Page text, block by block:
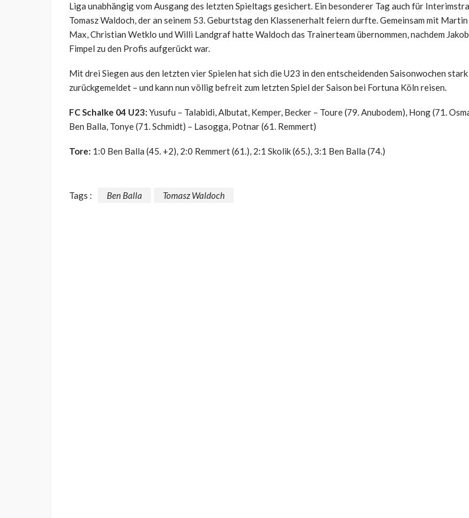
Liga unabhängig vom Ausgang des letzten Spieltags gesichert. Ein besonderer Tag auch für
Tomasz Waldoch, der an seinem 53. Geburtstag den Klassenerhalt feiern durfte. Gemeinsam mit Martin
Max, Christian Wetklo und Willi Landgraf hatte Waldoch das Trainerteam übernommen, nachdem Jakob
Fimpel zu den Profis aufgerückt war.
Mit drei Siegen aus den letzten vier Spielen hat sich die U23 in den entscheidenden Saisonwochen stark
zurückgemeldet – und kann nun völlig befreit zum letzten Spiel der Saison bei Fortuna Köln reisen.
FC Schalke 04 U23: Yusufu – Talabidi, Albutat, Kemper, Becker – Toure (79. Anubodem), Hong (71.
Ben Balla, Tonye (71. Schmidt) – Lasogga, Potnar (61. Remmert)
Tore: 1:0 Ben Balla (45. +2), 2:0 Remmert (61.), 2:1 Skolik (65.), 3:1 Ben Balla (74.)
Tags : Ben Balla Tomasz Waldoch